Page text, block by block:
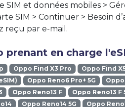
SIM et données mobiles >
SIM > Continuer > Besoin
reçu par e-mail.
prenant en charge
Oppo Find X3 Pro Oppo Find
Oppo Reno6 Pro+ 5G
Oppo Reno13 F Oppo Reno13 F
Oppo Reno14 5G
Oppo